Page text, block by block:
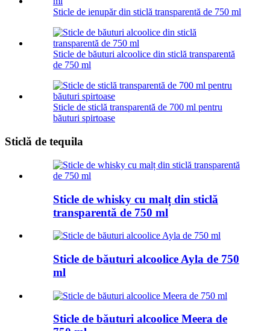
Sticle de ienupăr din sticlă transparentă de 750 ml
Sticle de băuturi alcoolice din sticlă transparentă
de 750 ml
Sticle de sticlă transparentă de 700 ml pentru
băuturi spirtoase
Sticlă de tequila
Sticle de whisky cu malț din sticlă
transparentă de 750 ml
Sticle de băuturi alcoolice Ayla de 750
ml
Sticle de băuturi alcoolice Meera de